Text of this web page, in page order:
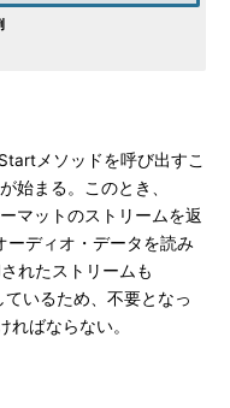
メソッドを呼び出すこ
始まる。このとき、
マットのストリームを返
ーディオ・データを読み
れたストリームも
いるため、不要となっ
ばならない。